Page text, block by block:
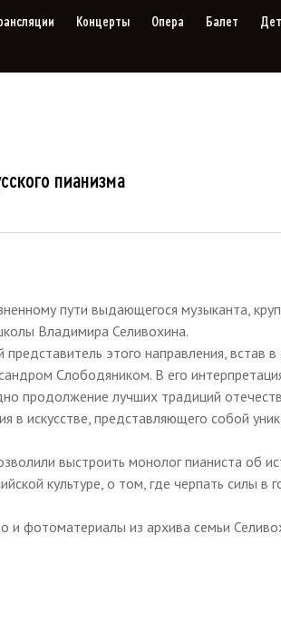
Концерты Опера Балет
пианизма
пути выдающегося музыканта,
Владимира Селивохина.
этого направления, встав
Слободяником. В его
продолжение лучших традиций
в искусстве, представляющего собой
выстроить монолог пианиста об
культуре, о том, где черпать силы в
и фотоматериалы из архива семьи